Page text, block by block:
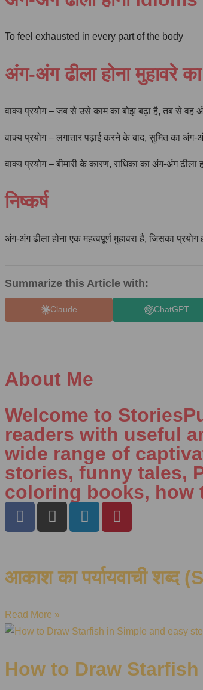
To feel exhausted in every part of the body
अंग-अंग ढीला होना मुहावरे
वाक्य प्रयोग – जब से उसे काम का बोझ बढ़ा है, तब से वह
वाक्य प्रयोग – लगातार पढ़ाई करने के बाद, सुमित का अंग-
वाक्य प्रयोग – बीमारी के कारण, राधिका का अंग-अंग ढीला
निष्कर्ष
अंग-अंग ढीला होना एक महत्वपूर्ण मुहावरा है, जिसका
Summarize this Article with:
Claude ChatGPT
About Me
Welcome to
readers with useful
wide range of
stories, funny tales,
coloring books, how
आकाश का पर्यायवाची
Read More »
How to Draw